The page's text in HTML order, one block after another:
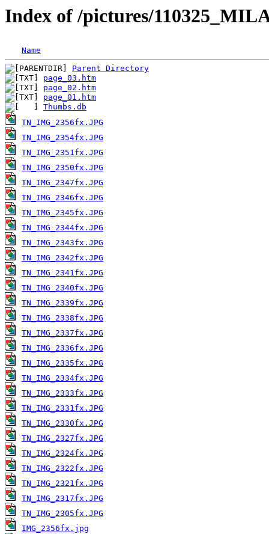
Index of /pictures/
Name
Parent Directory
page_03.htm
page_02.htm
page_01.htm
Thumbs.db
TN_IMG_2356fx.JPG
TN_IMG_2354fx.JPG
TN_IMG_2351fx.JPG
TN_IMG_2350fx.JPG
TN_IMG_2347fx.JPG
TN_IMG_2346fx.JPG
TN_IMG_2345fx.JPG
TN_IMG_2344fx.JPG
TN_IMG_2343fx.JPG
TN_IMG_2342fx.JPG
TN_IMG_2341fx.JPG
TN_IMG_2340fx.JPG
TN_IMG_2339fx.JPG
TN_IMG_2338fx.JPG
TN_IMG_2337fx.JPG
TN_IMG_2336fx.JPG
TN_IMG_2335fx.JPG
TN_IMG_2334fx.JPG
TN_IMG_2333fx.JPG
TN_IMG_2331fx.JPG
TN_IMG_2330fx.JPG
TN_IMG_2327fx.JPG
TN_IMG_2324fx.JPG
TN_IMG_2322fx.JPG
TN_IMG_2321fx.JPG
TN_IMG_2317fx.JPG
TN_IMG_2305fx.JPG
IMG_2356fx.jpg